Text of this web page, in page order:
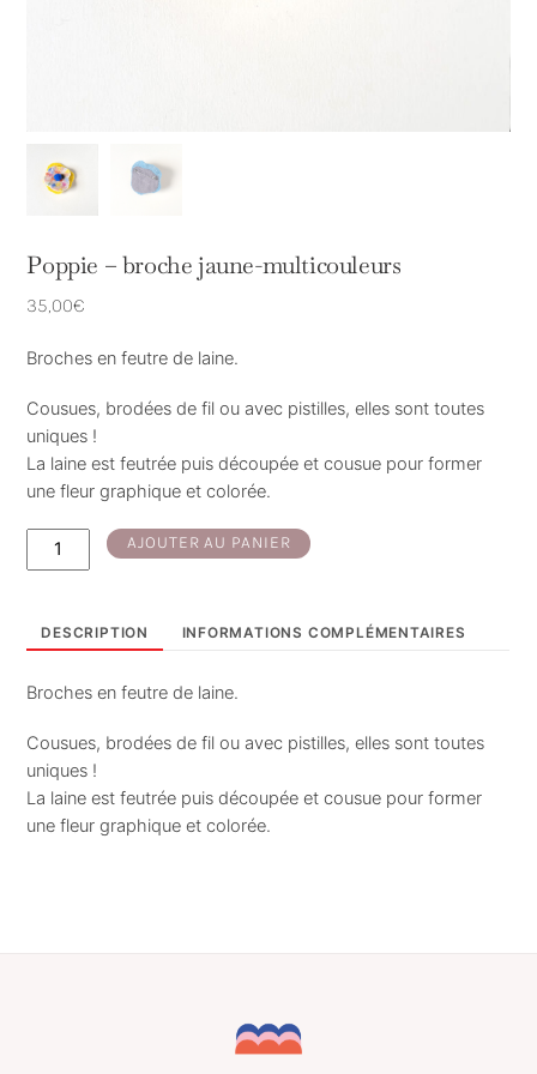
Poppie – broche jaune-multicouleurs
35,00€
Broches en feutre de laine.
Cousues, brodées de fil ou avec pistilles, elles sont toutes
uniques !
La laine est feutrée puis découpée et cousue pour former
une fleur graphique et colorée.
quantité
de
broche
multicouleurs
AJOUTER AU PANIER
DESCRIPTION INFORMATIONS COMPLÉMENTAIRES
Broches en feutre de laine.
Cousues, brodées de fil ou avec pistilles, elles sont toutes
uniques !
La laine est feutrée puis découpée et cousue pour former
une fleur graphique et colorée.